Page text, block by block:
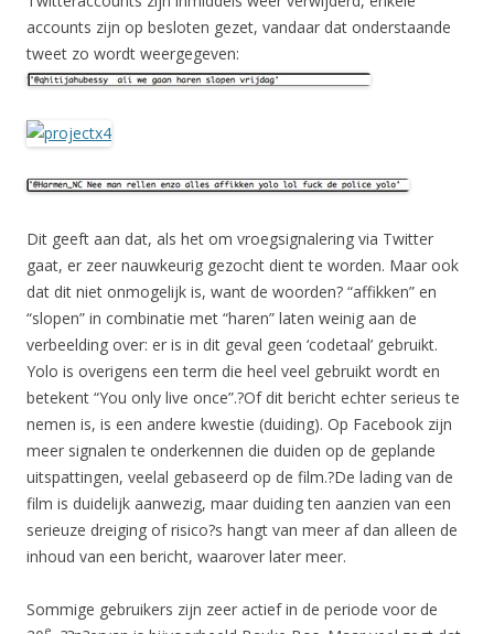
accounts zijn op besloten gezet, vandaar dat onderstaande
tweet zo wordt weergegeven:
Dit geeft aan dat, als het om vroegsignalering via Twitter
gaat, er zeer nauwkeurig gezocht dient te worden. Maar ook
dat dit niet onmogelijk is, want de woorden? “affikken” en
“slopen” in combinatie met “haren” laten weinig aan de
verbeelding over: er is in dit geval geen ‘codetaal’ gebruikt.
Yolo is overigens een term die heel veel gebruikt wordt en
betekent “You only live once”.?Of dit bericht echter serieus te
nemen is, is een andere kwestie (duiding). Op Facebook zijn
meer signalen te onderkennen die duiden op de geplande
uitspattingen, veelal gebaseerd op de film.?De lading van de
film is duidelijk aanwezig, maar duiding ten aanzien van een
serieuze dreiging of risico?s hangt van meer af dan alleen de
inhoud van een bericht, waarover later meer.
Sommige gebruikers zijn zeer actief in de periode voor de